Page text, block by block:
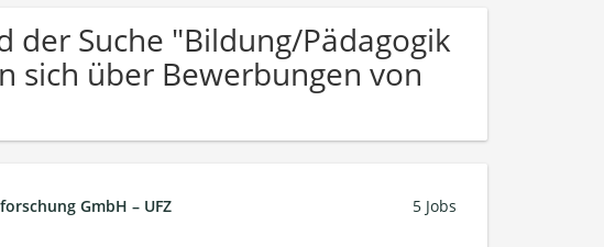
Suche "Bildung/Pädagogik
sich über Bewerbungen von
GmbH – UFZ 5 Jobs